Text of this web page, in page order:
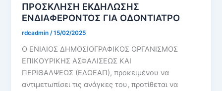
ΠΡΟΣΚΛΗΣΗ ΕΚΔΗΛΩΣΗΣ
ΕΝΔΙΑΦΕΡΟΝΤΟΣ ΓΙΑ ΟΔΟΝΤΙΑΤΡΟ
rdcadmin/15/02/2025
Ο ΕΝΙΑΙΟΣ ΔΗΜΟΣΙΟΓΡΑΦΙΚΟΣ ΟΡΓΑΝΙΣΜΟΣ
ΕΠΙΚΟΥΡΙΚΗΣ ΑΣΦΑΛΙΣΕΩΣ ΚΑΙ
ΠΕΡΙΘΑΛΨΕΩΣ (ΕΔΟΕΑΠ), προκειμένου να
αντιμετωπίσει τις ανάγκες του, προτίθεται να